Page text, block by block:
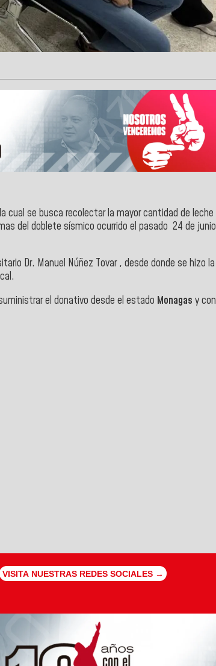
cual se busca recolectar la mayor cantidad de leche
del doblete sísmico ocurrido el pasado 24 de junio
Dr. Manuel Núñez Tovar , desde donde se hizo la
el donativo desde el estado Monagas y con
VISITA NUESTRAS REDES SOCIALES →